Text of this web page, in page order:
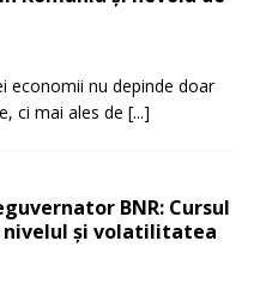
economii nu depinde doar
ci mai ales de [...]
BNR: Cursul
nivelul și volatilitatea